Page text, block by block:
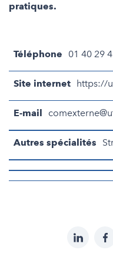
pratiques.
Téléphone 01 40 29
Site internet https://
E-mail
Autres spécialités
LinkedIn